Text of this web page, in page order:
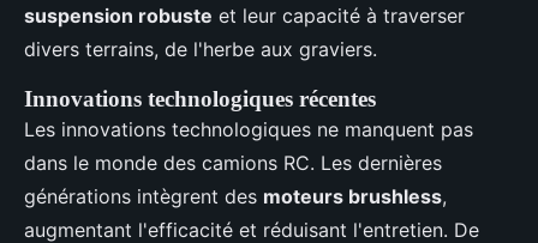
suspension robuste et leur capacité à traverser
divers terrains, de l'herbe aux graviers.
Innovations technologiques récentes
Les innovations technologiques ne manquent pas
dans le monde des camions RC. Les dernières
générations intègrent des moteurs brushless,
augmentant l'efficacité et réduisant l'entretien. De